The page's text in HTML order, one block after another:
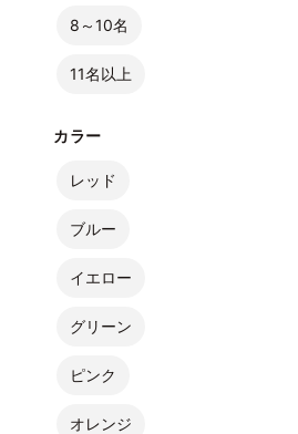
8～10名
11名以上
カラー
レッド
ブルー
イエロー
グリーン
ピンク
オレンジ